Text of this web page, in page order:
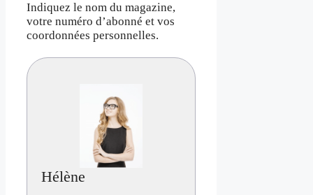
Indiquez le nom du magazine,
votre numéro d’abonné et vos
coordonnées personnelles.
Hélène